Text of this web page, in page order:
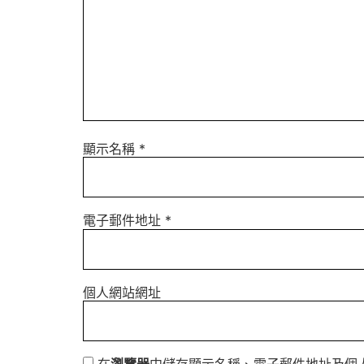
顯示名稱 *
電子郵件地址 *
個人網站網址